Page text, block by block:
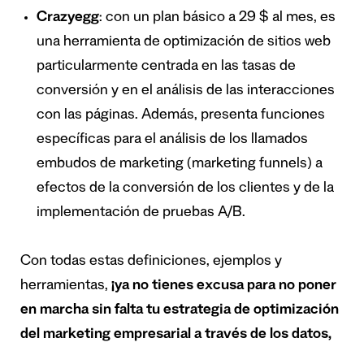
Crazyegg: con un plan básico a 29 $ al mes, es
una herramienta de optimización de sitios web
particularmente centrada en las tasas de
conversión y en el análisis de las interacciones
con las páginas. Además, presenta funciones
específicas para el análisis de los llamados
embudos de marketing (marketing funnels) a
efectos de la conversión de los clientes y de la
implementación de pruebas A/B.
Con todas estas definiciones, ejemplos y
herramientas, ¡ya no tienes excusa para no poner
en marcha sin falta tu estrategia de optimización
del marketing empresarial a través de los datos,